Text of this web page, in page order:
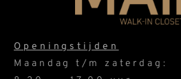
Openingstijden
Maandag t/m zaterdag: